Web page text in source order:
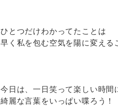
ひとつだけわかってたことは
早く私を包む空気を陽に変える
今日は、一日笑って楽しい時間
綺麗な言葉をいっぱい喋ろう！